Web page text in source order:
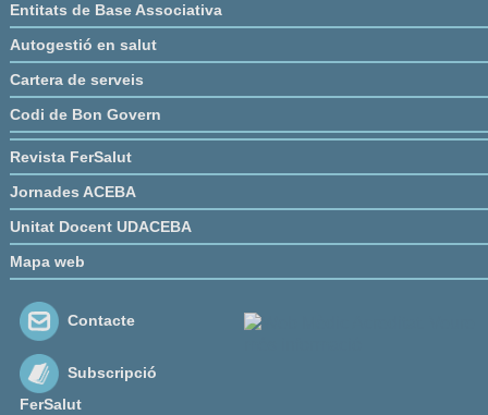
Entitats de Base Associativa
Autogestió en salut
Cartera de serveis
Codi de Bon Govern
Revista FerSalut
Jornades ACEBA
Unitat Docent UDACEBA
Mapa web
Contacte
Subscripció
FerSalut